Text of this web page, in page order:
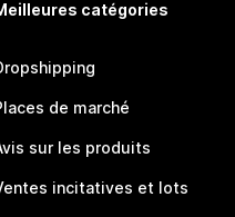
catégories
de marché
sur les produits
incitatives et lots